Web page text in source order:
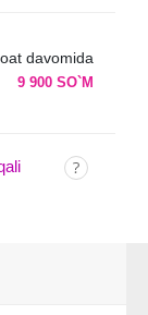
davomida
9 900 SO`M